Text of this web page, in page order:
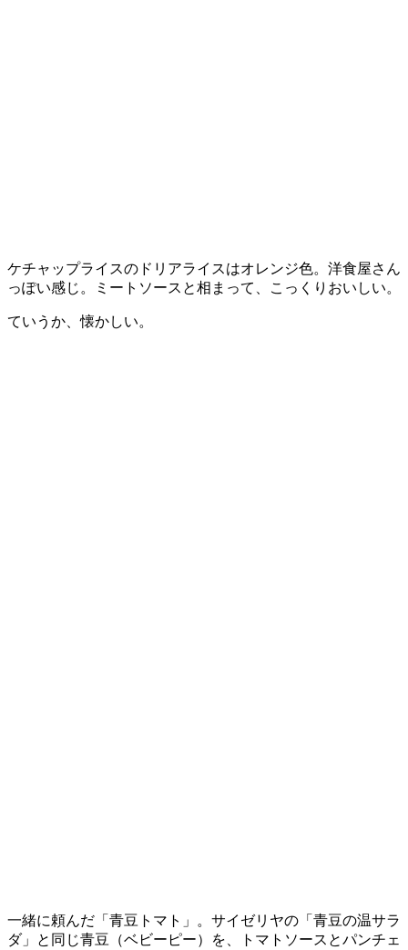
ケチャップライスのドリアライスはオレンジ色。洋食屋さん
っぽい感じ。ミートソースと相まって、こっくりおいしい。
ていうか、懐かしい。
一緒に頼んだ「青豆トマト」。サイゼリヤの「青豆の温サラ
ダ」と同じ青豆（ベビーピー）を、トマトソースとパンチェ